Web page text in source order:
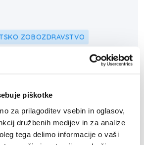
piškotke
za prilagoditev vsebin in oglasov,
družbenih medijev in za analize
tega delimo informacije o vaši
ZOBOZDRAVSTVO
storitve dentalne